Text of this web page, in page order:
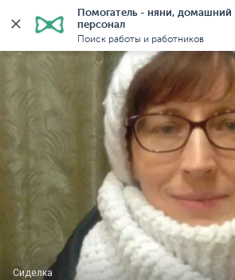
Помогатель - няни, домашний
персонал
Поиск работы и работников
Главная Сиделки Сиделки в
Сиделка